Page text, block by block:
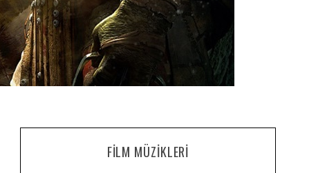
FILM MÜZIKLERI